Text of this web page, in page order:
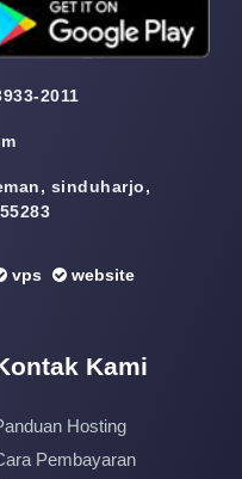
2011
sinduharjo,
vps website
Kami
Hosting
Pembayaran